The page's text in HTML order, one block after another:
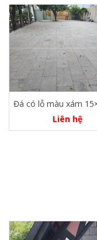
Đá có lỗ màu xám
Liên hệ